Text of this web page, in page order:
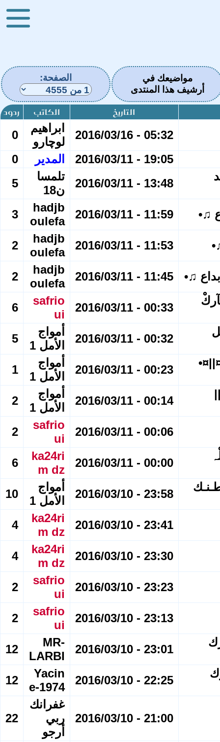
مواضيعك في
أرشيف هذا المنتدى
الصفحة:
التاريخ الكاتب ردود
05:32 - 2016/03/16
ابراهيم
لوچارو
0
19:05 - 2016/03/11
المدير
0
13:48 - 2016/03/11
تلمسا
ن18
5
♫•
11:59 - 2016/03/11
hadjb
oulefa
3
11:53 - 2016/03/11
hadjb
oulefa
2
♫•
11:45 - 2016/03/11
hadjb
oulefa
2
آلفْ مُبـَآركْ
00:33 - 2016/03/11
safrio
ui
6
00:32 - 2016/03/11
أمواج
الأمل 1
5
السياحية -العدد¤• 8 .-•¤||¤•
00:23 - 2016/03/11
أمواج
الأمل 1
1
00:14 - 2016/03/11
أمواج
الأمل 1
2
00:06 - 2016/03/11
safrio
ui
2
00:00 - 2016/03/11
ka24ri
m dz
6
23:58 - 2016/03/10
أمواج
الأمل 1
10
23:41 - 2016/03/10
ka24ri
m dz
4
23:30 - 2016/03/10
ka24ri
m dz
4
23:23 - 2016/03/10
safrio
ui
2
23:13 - 2016/03/10
safrio
ui
2
474 مبارك
23:01 - 2016/03/10
MR-
LARBI
12
- مبارك
22:25 - 2016/03/10
Yacin
e-1974
12
21:00 - 2016/03/10
غفرانك
ربي
أرجو
22